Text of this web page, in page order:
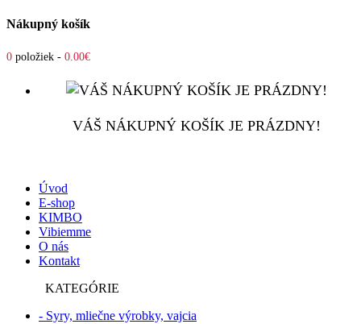
Nákupný košík
0 položiek - 0.00€
VÁŠ NÁKUPNÝ KOŠÍK JE PRÁZDNY!
Úvod
E-shop
KIMBO
Vibiemme
O nás
Kontakt
KATEGÓRIE
- Syry, mliečne výrobky, vajcia